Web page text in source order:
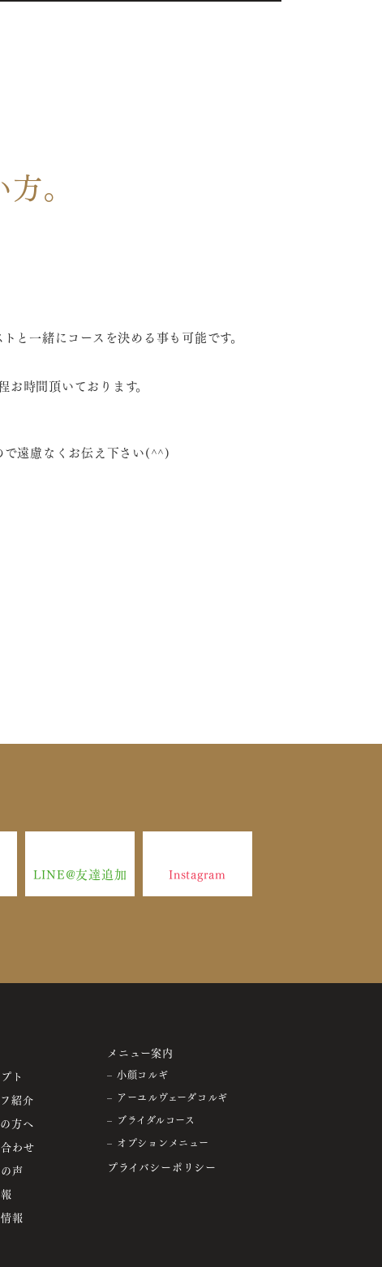
。
と一緒にコースを決める事も可能です。
時間頂いております。
で遠慮なくお伝え下さい(^^)
LINE@友達追加 Instagram
ト
紹介
方へ
わせ
声
報
メニュー案内
– 小顔コルギ
– アーユルヴェーダコルギ
– ブライダルコース
– オプションメニュー
プライバシーポリシー